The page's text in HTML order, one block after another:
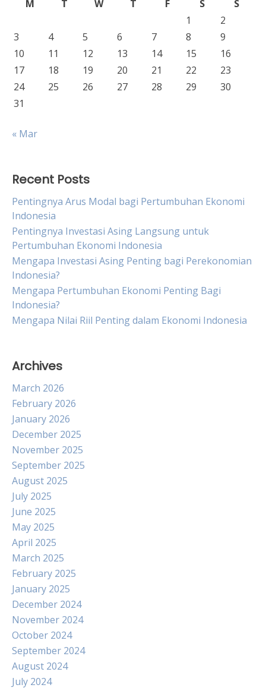
M
T W T F S
S
1
2
3
4 5 6 7 8
9
10
11 12 13 14 15
16
17
18 19 20 21 22
23
24
25 26 27 28 29
30
31
« Mar
Recent Posts
Pentingnya Arus Modal bagi Pertumbuhan Ekonomi
Indonesia
Pentingnya Investasi Asing Langsung untuk
Pertumbuhan Ekonomi Indonesia
Mengapa Investasi Asing Penting bagi Perekonomian
Indonesia?
Mengapa Pertumbuhan Ekonomi Penting Bagi
Indonesia?
Mengapa Nilai Riil Penting dalam Ekonomi Indonesia
Archives
March 2026
February 2026
January 2026
December 2025
November 2025
September 2025
August 2025
July 2025
June 2025
May 2025
April 2025
March 2025
February 2025
January 2025
December 2024
November 2024
October 2024
September 2024
August 2024
July 2024